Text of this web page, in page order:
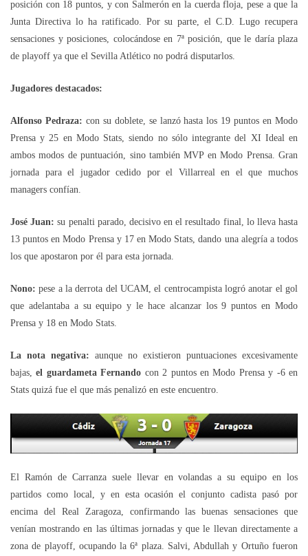
posición con 18 puntos, y con Salmerón en la cuerda floja, pese a que la
Junta Directiva lo ha ratificado. Por su parte, el C.D. Lugo recupera
sensaciones y posiciones, colocándose en 7ª posición, que le daría plaza
de playoff ya que el Sevilla Atlético no podrá disputarlos.
Jugadores destacados:
Alfonso Pedraza: con su doblete, se lanzó hasta los 19 puntos en Modo
Prensa y 25 en Modo Stats, siendo no sólo integrante del XI Ideal en
ambos modos de puntuación, sino también MVP en Modo Prensa. Gran
jornada para el jugador cedido por el Villarreal en el que muchos
managers confían.
José Juan: su penalti parado, decisivo en el resultado final, lo lleva hasta
13 puntos en Modo Prensa y 17 en Modo Stats, dando una alegría a todos
los que apostaron por él para esta jornada.
Nono: pese a la derrota del UCAM, el centrocampista logró anotar el gol
que adelantaba a su equipo y le hace alcanzar los 9 puntos en Modo
Prensa y 18 en Modo Stats.
La nota negativa: aunque no existieron puntuaciones excesivamente
bajas,el guardameta Fernando con 2 puntos en Modo Prensa y -6 en
Stats quizá fue el que más penalizó en este encuentro.
El Ramón de Carranza suele llevar en volandas a su equipo en los
partidos como local, y en esta ocasión el conjunto cadista pasó por
encima del Real Zaragoza, confirmando las buenas sensaciones que
venían mostrando en las últimas jornadas y que le llevan directamente a
zona de playoff, ocupando la 6ª plaza. Salvi, Abdullah y Ortuño fueron